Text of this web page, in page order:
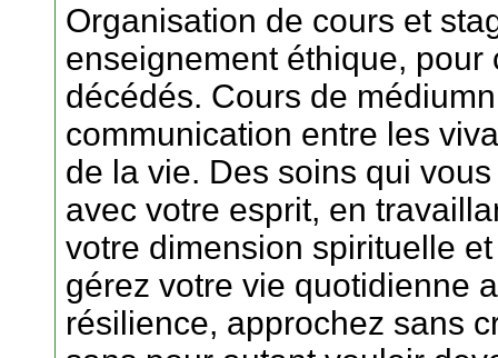
Organisation de cours et
enseignement éthique,
décédés. Cours de
communication entre les
de la vie. Des soins qui
avec votre esprit, en
votre dimension spirituelle
gérez votre vie quotidienne
résilience, approchez sans